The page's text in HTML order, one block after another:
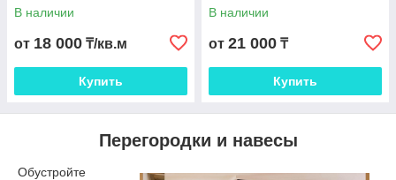
В наличии
от 18 000 ₸/кв.м
Купить
В наличии
от 21 000 ₸
Купить
Перегородки и навесы
Обустройте